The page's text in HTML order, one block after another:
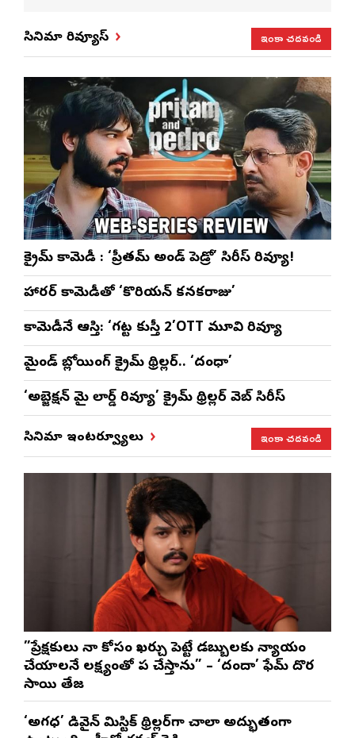
సినిమా రివ్యూస్
ఇంకా చదవండి
క్రైమ్ కామెడీ : ‘ప్రీతమ్ అండ్ పెడ్రో’ సిరీస్ రివ్యూ!
హారర్ కామెడీతో ‘కొరియన్ కనకరాజు’
కామెడీనే ఆస్తి: ‘గట్ట కుస్తీ 2’OTT మూవి రివ్యూ
మైండ్ బ్లోయింగ్ క్రైమ్ థ్రిల్లర్.. ‘దంధా’
‘అబ్జెక్ష‌న్ మై లార్డ్ రివ్యూ’ క్రైమ్ థ్రిల్ల‌ర్ వెబ్ సిరీస్
సినిమా ఇంటర్వ్యూలు ఇంకా చదవండి
”ప్రేక్షకులు నా కోసం ఖర్చు పెట్టే డబ్బులకు న్యాయం
చేయాలనే లక్ష్యంతో పని చేస్తాను” – ‘దందా’ ఫేమ్ దొర
సాయి తేజ
‘అగధ’ డివైన్ మిస్టిక్ థ్రిల్లర్‌గా చాలా అద్భుతంగా